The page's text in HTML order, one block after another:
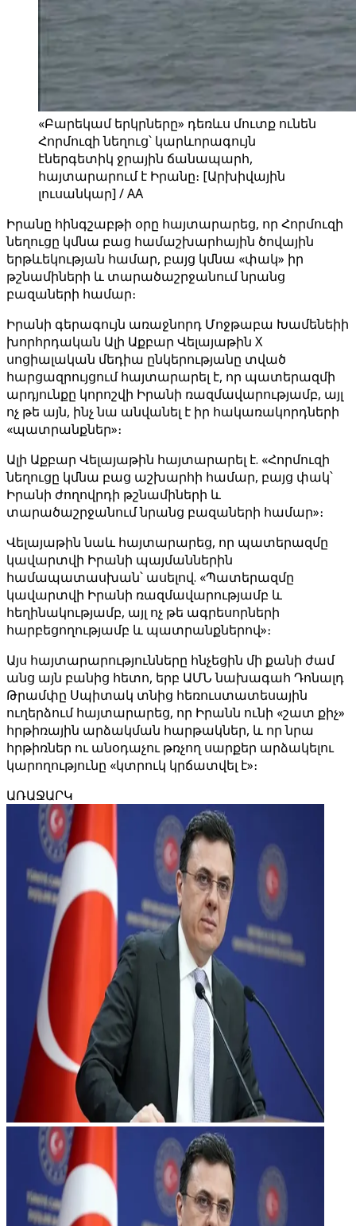
«Բարեկամ երկրները» դեռևս մուտք ունեն
Հորմուզի նեղուց՝ կարևորագույն
էներգետիկ ջրային ճանապարհ,
հայտարարում է Իրանը։ [Արխիվային
լուսանկար] / AA
Իրանը հինգշաբթի օրը հայտարարեց, որ Հորմուզի
նեղուցը կմնա բաց համաշխարհային ծովային
երթևեկության համար, բայց կմնա «փակ» իր
թշնամիների և տարածաշրջանում նրանց
բազաների համար։
Իրանի գերագույն առաջնորդ Մոջթաբա Խամենեիի
խորհրդական Ալի Աքբար Վելայաթին X
սոցիալական մեդիա ընկերությանը տված
հարցազրույցում հայտարարել է, որ պատերազմի
արդյունքը կորոշվի Իրանի ռազմավարությամբ, այլ
ոչ թե այն, ինչ նա անվանել է իր հակառակորդների
«պատրանքներ»։
Ալի Աքբար Վելայաթին հայտարարել է. «Հորմուզի
նեղուցը կմնա բաց աշխարհի համար, բայց փակ՝
Իրանի ժողովրդի թշնամիների և
տարածաշրջանում նրանց բազաների համար»։
Վելայաթին նաև հայտարարեց, որ պատերազմը
կավարտվի Իրանի պայմաններին
համապատասխան՝ ասելով. «Պատերազմը
կավարտվի Իրանի ռազմավարությամբ և
հեղինակությամբ, այլ ոչ թե ագրեսորների
հարբեցողությամբ և պատրանքներով»։
Այս հայտարարությունները հնչեցին մի քանի ժամ
անց այն բանից հետո, երբ ԱՄՆ նախագահ Դոնալդ
Թրամփը Սպիտակ տնից հեռուստատեսային
ուղերձում հայտարարեց, որ Իրանն ունի «շատ քիչ»
հրթիռային արձակման հարթակներ, և որ նրա
հրթիռներ ու անօդաչու թռչող սարքեր արձակելու
կարողությունը «կտրուկ կրճատվել է»։
ԱՌԱՋԱՐԿ